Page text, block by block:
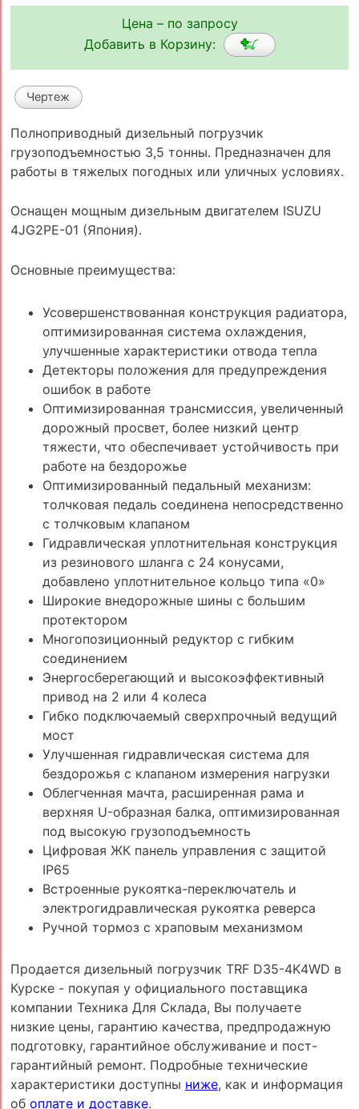
Цена – по запросу
Добавить в Корзину:
Чертеж
Полноприводный дизельный погрузчик
грузоподъемностью 3,5 тонны. Предназначен для
работы в тяжелых погодных или уличных условиях.
Оснащен мощным дизельным двигателем ISUZU
4JG2PE-01 (Япония).
Основные преимущества:
Усовершенствованная конструкция радиатора,
оптимизированная система охлаждения,
улучшенные характеристики отвода тепла
Детекторы положения для предупреждения
ошибок в работе
Оптимизированная трансмиссия, увеличенный
дорожный просвет, более низкий центр
тяжести, что обеспечивает устойчивость при
работе на бездорожье
Оптимизированный педальный механизм:
толчковая педаль соединена непосредственно
с толчковым клапаном
Гидравлическая уплотнительная конструкция
из резинового шланга с 24 конусами,
добавлено уплотнительное кольцо типа «0»
Широкие внедорожные шины с большим
протектором
Многопозиционный редуктор с гибким
соединением
Энергосберегающий и высокоэффективный
привод на 2 или 4 колеса
Гибко подключаемый сверхпрочный ведущий
мост
Улучшенная гидравлическая система для
бездорожья с клапаном измерения нагрузки
Облегченная мачта, расширенная рама и
верхняя U-образная балка, оптимизированная
под высокую грузоподъемность
Цифровая ЖК панель управления с защитой
IP65
Встроенные рукоятка-переключатель и
электрогидравлическая рукоятка реверса
Ручной тормоз с храповым механизмом
Продается дизельный погрузчик TRF D35-4K4WD в
Курске - покупая у официального поставщика
компании Техника Для Склада, Вы получаете
низкие цены, гарантию качества, предпродажную
подготовку, гарантийное обслуживание и пост-
гарантийный ремонт. Подробные технические
характеристики доступны ниже, как и информация
об оплате и доставке.